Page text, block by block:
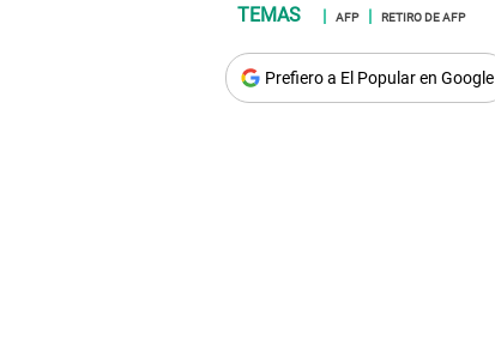
AFP RETIRO DE AFP
Prefiero a El Popular en Google